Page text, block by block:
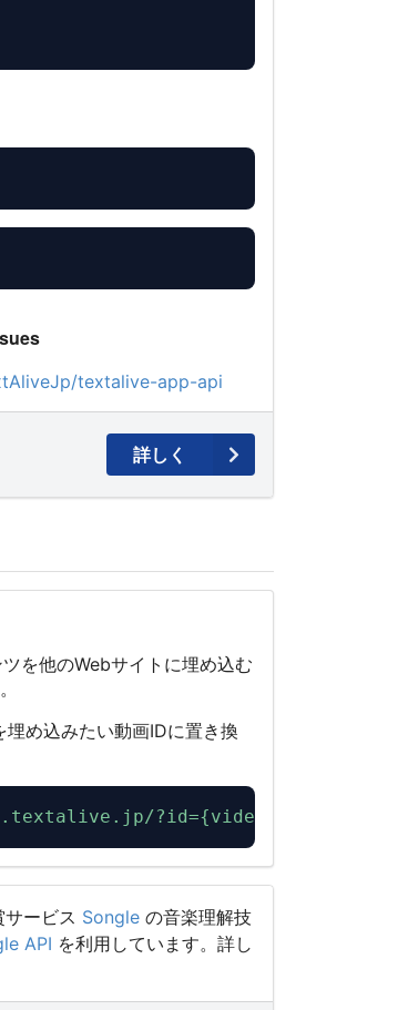
textalive-app-api
詳しく
を他のWebサイトに埋め込む
埋め込みたい動画IDに置き換
?id={videoId}
ービス Songle の音楽理解技
API を利用しています。詳し